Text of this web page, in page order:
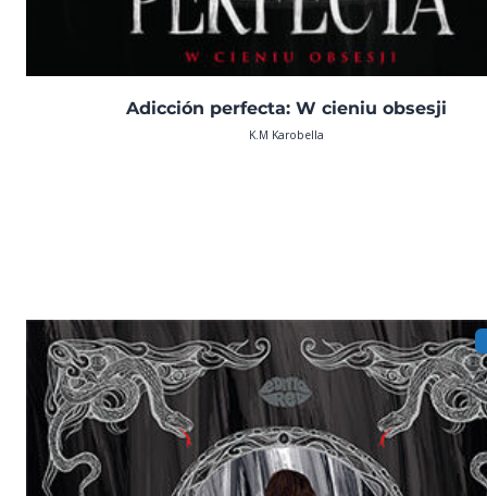
Adicción perfecta: W cieniu obsesji
K.M Karobella